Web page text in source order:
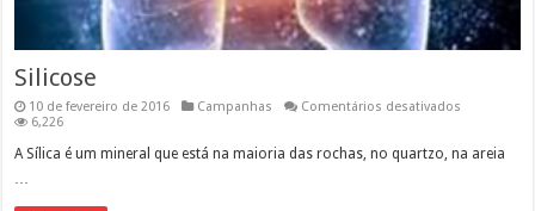
Silicose
10 de fevereiro de 2016 Campanhas Comentários desativados
6,226
A Sílica é um mineral que está na maioria das rochas, no quartzo, na areia